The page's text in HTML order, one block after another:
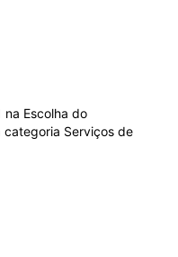
na Escolha do
categoria Serviços de